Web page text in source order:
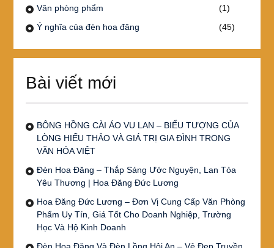
Văn phòng phẩm
(1)
Ý nghĩa của đèn hoa đăng
(45)
Bài viết mới
BÔNG HỒNG CÀI ÁO VU LAN – BIỂU TƯỢNG CỦA
LÒNG HIẾU THẢO VÀ GIÁ TRỊ GIA ĐÌNH TRONG
VĂN HÓA VIỆT
Đèn Hoa Đăng – Thắp Sáng Ước Nguyện, Lan Tỏa
Yêu Thương | Hoa Đăng Đức Lương
Hoa Đăng Đức Lương – Đơn Vị Cung Cấp Văn Phòng
Phẩm Uy Tín, Giá Tốt Cho Doanh Nghiệp, Trường
Học Và Hộ Kinh Doanh
Đèn Hoa Đăng Và Đèn Lồng Hội An – Vẻ Đẹp Truyền